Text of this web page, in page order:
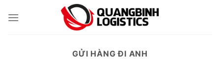
GỬI HÀNG ĐI ANH